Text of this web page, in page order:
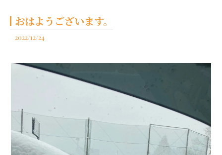
おはようございます。
2022/12/24